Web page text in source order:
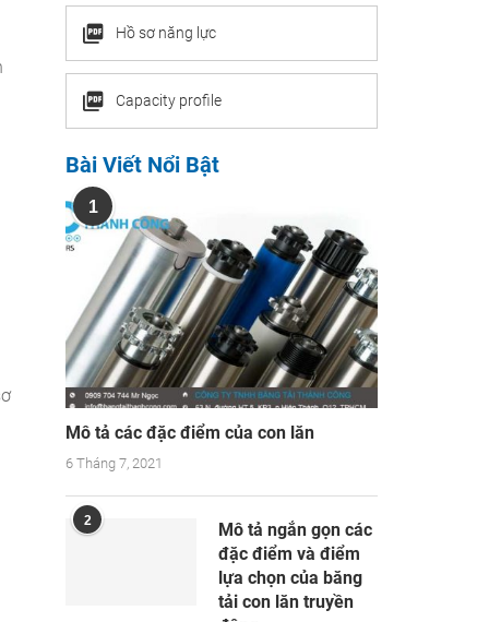
Hồ sơ năng lực
Capacity profile
Bài Viết Nổi Bật
1
Mô tả các đặc điểm của con lăn
6 Tháng 7, 2021
2
Mô tả ngắn gọn các
đặc điểm và điểm
lựa chọn của băng
tải con lăn truyền